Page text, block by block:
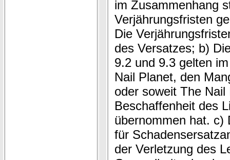
im Zusammenhang
Verjährungsfristen
Die
des Versatzes; b)
9.2 und 9.3 gelten
Nail Planet, den
oder soweit The
Beschaffenheit des
übernommen hat. c)
für
der Verletzung des